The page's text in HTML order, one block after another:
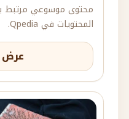
محتوى موسوعي مرتبط
المحتويات في Qpedia.
عرض